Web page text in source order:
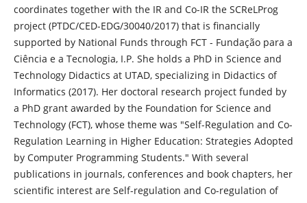
coordinates together with the IR and Co-IR the SCReLProg
project (PTDC/CED-EDG/30040/2017) that is financially
supported by National Funds through FCT - Fundação para a
Ciência e a Tecnologia, I.P. She holds a PhD in Science and
Technology Didactics at UTAD, specializing in Didactics of
Informatics (2017). Her doctoral research project funded by
a PhD grant awarded by the Foundation for Science and
Technology (FCT), whose theme was "Self-Regulation and Co-
Regulation Learning in Higher Education: Strategies Adopted
by Computer Programming Students." With several
publications in journals, conferences and book chapters, her
scientific interest are Self-regulation and Co-regulation of